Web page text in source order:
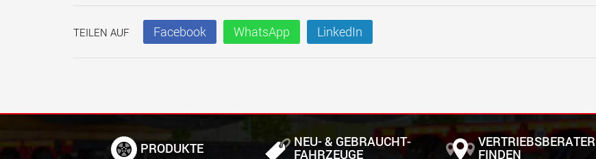
TEILEN AUF Facebook WhatsApp LinkedIn
PRODUKTE NEU- & GEBRAUCHT­
FAHRZEUGE
VERTRIEBSBERATER
FINDEN